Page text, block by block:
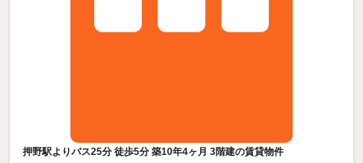
押野駅よりバス25分 徒歩5分 築10年4ヶ月 3階建の賃貸物件